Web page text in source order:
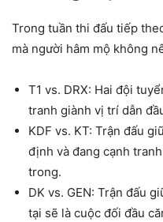
Trong tuần thi đấu tiếp
mà người hâm mộ không
T1 vs. DRX: Hai đội
tranh giành vị trí dẫn
KDF vs. KT: Trận đấu
định và đang cạnh
trong.
DK vs. GEN: Trận đấu
tại sẽ là cuộc đối đầu